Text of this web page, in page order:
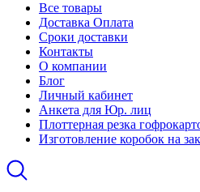
Все товары
Доставка Оплата
Сроки доставки
Контакты
О компании
Блог
Личный кабинет
Анкета для Юр. лиц
Плоттерная резка
Изготовление коробок на